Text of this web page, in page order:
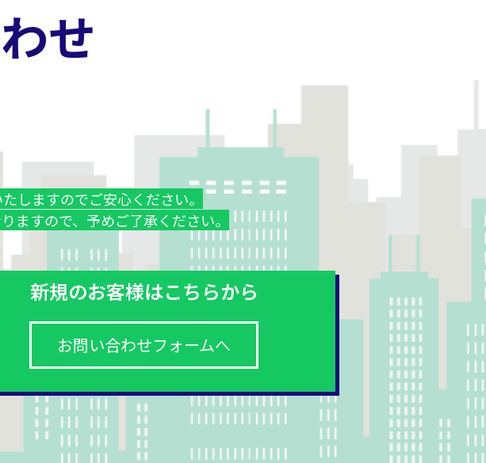
せ
しますのでご安心ください。
ますので、予めご了承ください。
新規のお客様はこちらから
お問い合わせフォームへ